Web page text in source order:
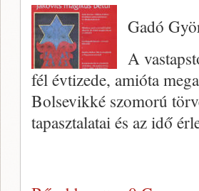
Gadó
A
fél évtizede, amióta
Bolsevikké szomorú
tapasztalatai és az idő